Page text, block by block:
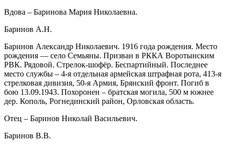
Вдова – Баринова Мария Николаевна.
Баринов А.Н.
Баринов Александр Николаевич. 1916 года рождения. Место
рождения — село Семьяны. Призван в РККА Воротынским
РВК. Рядовой. Стрелок-шофёр. Беспартийный. Последнее
место службы – 4-я отдельная армейская штрафная рота, 413-я
стрелковая дивизия, 50-я Армия, Брянский фронт. Погиб в
бою 13.09.1943. Похоронен – братская могила, 500 м южнее
дер. Кополь, Рогнединский район, Орловская область.
Отец – Баринов Николай Васильевич.
Баринов В.В.